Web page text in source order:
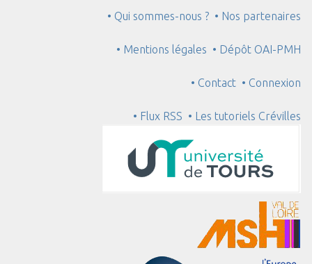
• Qui sommes-nous ? • Nos partenaires
• Mentions légales • Dépôt OAI-PMH
• Contact • Connexion
• Flux RSS • Les tutoriels Crévilles